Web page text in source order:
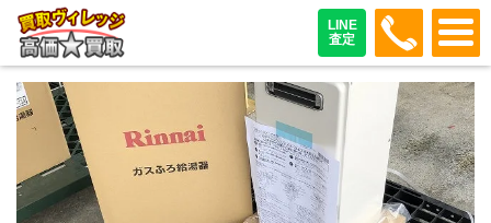
LINE
査定
048-